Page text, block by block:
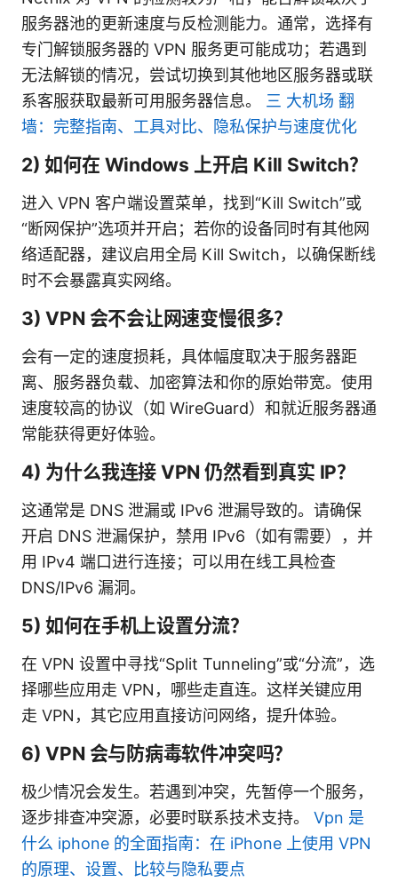
服务器池的更新速度与反检测能力。通常，选择有
专门解锁服务器的 VPN 服务更可能成功；若遇到
无法解锁的情况，尝试切换到其他地区服务器或联
系客服获取最新可用服务器信息。 三 大机场 翻
墙：完整指南、工具对比、隐私保护与速度优化
2) 如何在 Windows 上开启 Kill Switch？
进入 VPN 客户端设置菜单，找到“Kill Switch”或
“断网保护”选项并开启；若你的设备同时有其他网
络适配器，建议启用全局 Kill Switch，以确保断线
时不会暴露真实网络。
3) VPN 会不会让网速变慢很多？
会有一定的速度损耗，具体幅度取决于服务器距
离、服务器负载、加密算法和你的原始带宽。使用
速度较高的协议（如 WireGuard）和就近服务器通
常能获得更好体验。
4) 为什么我连接 VPN 仍然看到真实 IP？
这通常是 DNS 泄漏或 IPv6 泄漏导致的。请确保
开启 DNS 泄漏保护，禁用 IPv6（如有需要），并
用 IPv4 端口进行连接；可以用在线工具检查
DNS/IPv6 漏洞。
5) 如何在手机上设置分流？
在 VPN 设置中寻找“Split Tunneling”或“分流”，选
择哪些应用走 VPN，哪些走直连。这样关键应用
走 VPN，其它应用直接访问网络，提升体验。
6) VPN 会与防病毒软件冲突吗？
极少情况会发生。若遇到冲突，先暂停一个服务，
逐步排查冲突源，必要时联系技术支持。 Vpn 是
什么 iphone 的全面指南：在 iPhone 上使用 VPN
的原理、设置、比较与隐私要点